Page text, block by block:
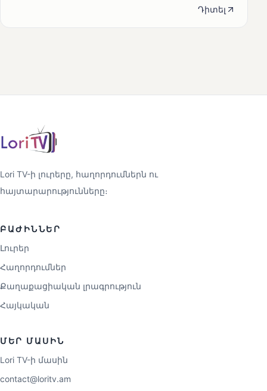
Դիտել
Lori TV-ի լուրերը, հաղորդումներն ու
հայտարարությունները։
ԲԱԺԻՆՆԵՐ
Լուրեր
Հաղորդումներ
Քաղաքացիական լրագրություն
Հայկական
ՄԵՐ ՄԱՍԻՆ
Lori TV-ի մասին
contact@loritv.am